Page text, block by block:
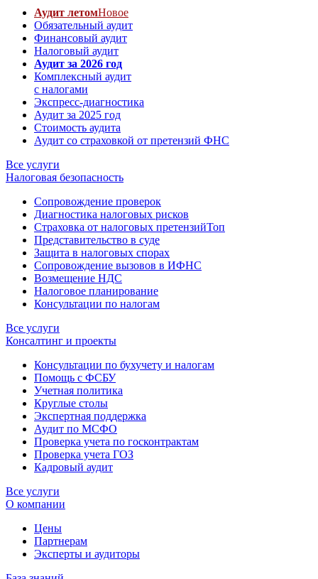
Аудит летомНовое
Обязательный аудит
Финансовый аудит
Налоговый аудит
Аудит за 2026 год
Комплексный аудит
с налогами
Экспресс-диагностика
Аудит за 2025 год
Стоимость аудита
Аудит со страховкой от претензий ФНС
Все услуги
Налоговая безопасность
Сопровождение проверок
Диагностика налоговых рисков
Страховка от налоговых претензийТоп
Представительство в суде
Защита в налоговых спорах
Сопровождение вызовов в ИФНС
Возмещение НДС
Налоговое планирование
Консультации по налогам
Все услуги
Консалтинг и проекты
Консультации по бухучету и налогам
Помощь с ФСБУ
Учетная политика
Круглые столы
Экспертная поддержка
Аудит по МСФО
Проверка учета по госконтрактам
Проверка учета ГОЗ
Кадровый аудит
Все услуги
О компании
Цены
Партнерам
Эксперты и аудиторы